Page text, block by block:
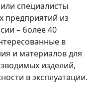
специалисты
предприятий из
– более 40
в
и материалов для
изделий,
в эксплуатации.